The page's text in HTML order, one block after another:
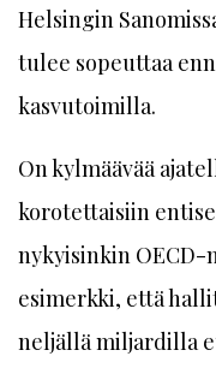
Helsingin
tulee sopeuttaa
kasvutoimilla.
On kylmäävää
korotettaisiin
nykyisinkin OECD-
esimerkki, että
neljällä miljardilla